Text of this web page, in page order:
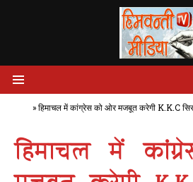
» हिमाचल में कांग्रेस को ओर मजबूत करेगी K.K.C
हिमाचल में